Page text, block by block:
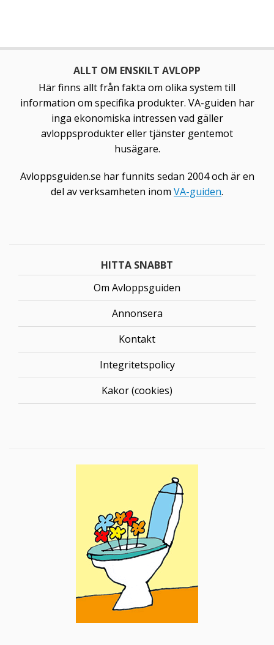
ALLT OM ENSKILT AVLOPP
Här finns allt från fakta om olika system till
information om specifika produkter. VA-guiden har
inga ekonomiska intressen vad gäller
avloppsprodukter eller tjänster gentemot
husägare.
Avloppsguiden.se har funnits sedan 2004 och är en
del av verksamheten inom VA-guiden.
HITTA SNABBT
Om Avloppsguiden
Annonsera
Kontakt
Integritetspolicy
Kakor (cookies)